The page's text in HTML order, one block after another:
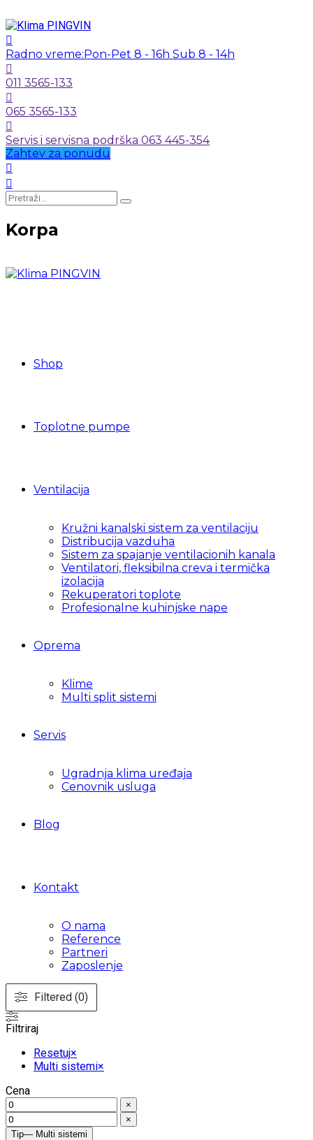
Radno vreme:Pon-Pet 8 - 16h Sub 8 - 14h
011 3565-133
065 3565-133
Servis i servisna podrška 063 445-354
Zahtev za ponudu
Korpa
Shop
Toplotne pumpe
Ventilacija
Kružni kanalski sistem za ventilaciju
Distribucija vazduha
Sistem za spajanje ventilacionih kanala
Ventilatori, fleksibilna creva i termička
izolacija
Rekuperatori toplote
Profesionalne kuhinjske nape
Oprema
Klime
Multi split sistemi
Servis
Ugradnja klima uređaja
Cenovnik usluga
Blog
Kontakt
O nama
Reference
Partneri
Zaposlenje
Filtered (0)
Filtriraj
Resetuj×
Multi sistemi×
Cena
×
×
Tip— Multi sistemi